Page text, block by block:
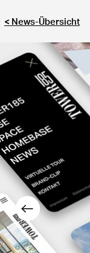
< News-Übersicht